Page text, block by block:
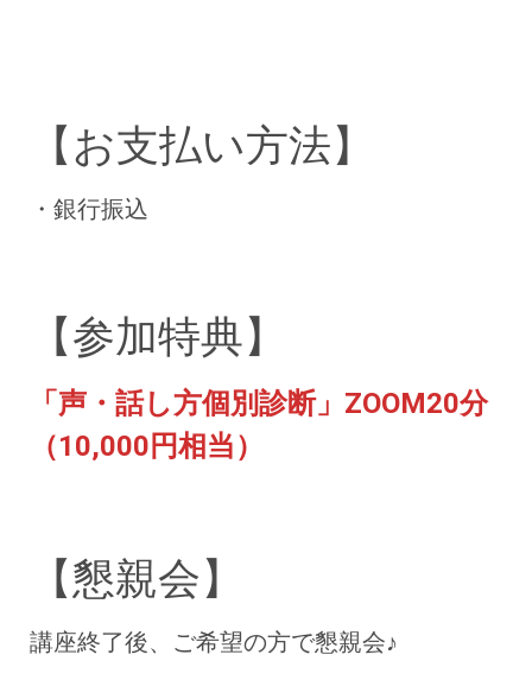
【お支払い方法】
・銀行振込
【参加特典】
「声・話し方個別診断」ZOOM20分
（10,000円相当）
【懇親会】
講座終了後、ご希望の方で懇親会♪